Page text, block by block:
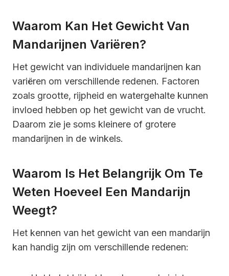
Waarom Kan Het Gewicht Van
Mandarijnen Variëren?
Het gewicht van individuele mandarijnen kan
variëren om verschillende redenen. Factoren
zoals grootte, rijpheid en watergehalte kunnen
invloed hebben op het gewicht van de vrucht.
Daarom zie je soms kleinere of grotere
mandarijnen in de winkels.
Waarom Is Het Belangrijk Om Te
Weten Hoeveel Een Mandarijn
Weegt?
Het kennen van het gewicht van een mandarijn
kan handig zijn om verschillende redenen: